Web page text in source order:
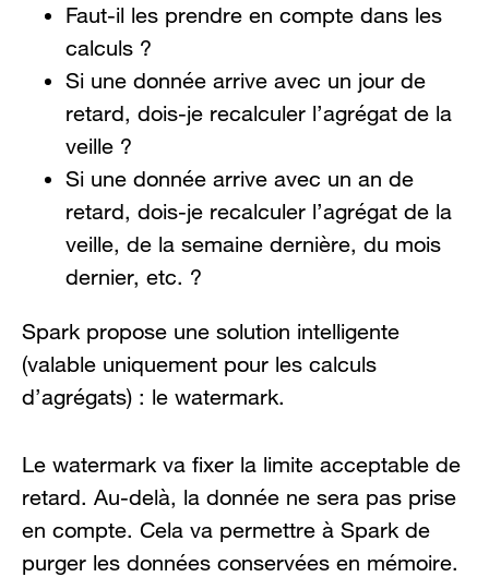
Faut-il les prendre en compte dans les
calculs ?
Si une donnée arrive avec un jour de
retard, dois-je recalculer l’agrégat de la
veille ?
Si une donnée arrive avec un an de
retard, dois-je recalculer l’agrégat de la
veille, de la semaine dernière, du mois
dernier, etc. ?
Spark propose une solution intelligente
(valable uniquement pour les calculs
d’agrégats) : le watermark.
Le watermark va fixer la limite acceptable de
retard. Au-delà, la donnée ne sera pas prise
en compte. Cela va permettre à Spark de
purger les données conservées en mémoire.